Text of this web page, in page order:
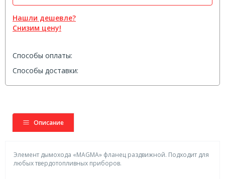
Нашли дешевле?
Снизим цену!
Способы оплаты:
Способы доставки:
Описание
Элемент дымохода «MAGMA» фланец раздвижной. Подходит для
любых твердотопливных приборов.